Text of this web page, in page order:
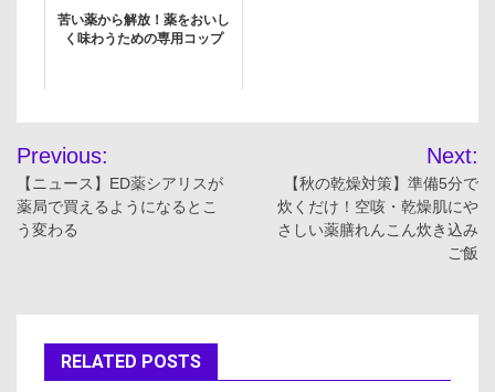
苦い薬から解放！薬をおいし
く味わうための専用コップ
投
稿
ナ
ー
Previous:
【ニュース】ED薬シアリスが
薬局で買えるようになるとこ
う変わる
Next:
【秋の乾燥対策】準備5分で
炊くだけ！空咳・乾燥肌にや
さしい薬膳れんこん炊き込み
ご飯
RELATED POSTS